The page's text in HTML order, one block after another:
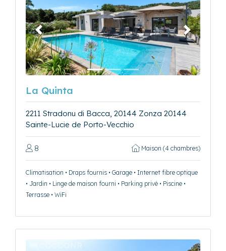
Précédent Suivant
La Quinta
2211 Stradonu di Bacca, 20144 Zonza 20144
Sainte-Lucie de Porto-Vecchio
8 Maison (4 chambres)
Climatisation • Draps fournis • Garage • Internet fibre optique
• Jardin • Linge de maison fourni • Parking privé • Piscine •
Terrasse • WiFi